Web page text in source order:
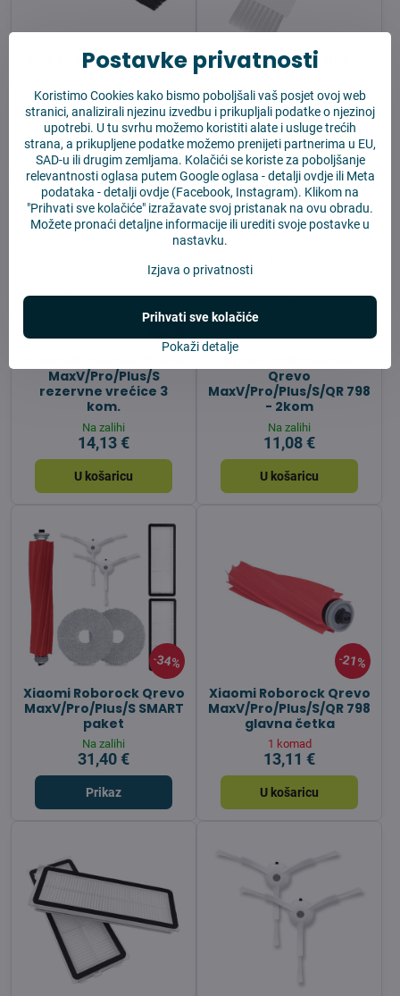
Alat za čišćenje Xiaomi
Na zalihi
3,04 €
U košaricu
Alat za čišćenje Xiaomi
Na zalihi
3,04 €
U košaricu
MaxV/Pro/Plus/S
rezervne vrećice 3
kom.
Na zalihi
14,13 €
U košaricu
Qrevo
MaxV/Pro/Plus/S/QR 798
- 2kom
Na zalihi
11,08 €
U košaricu
34%
Xiaomi Roborock Qrevo
MaxV/Pro/Plus/S SMART
paket
Na zalihi
31,40 €
Prikaz
21%
Xiaomi Roborock Qrevo
MaxV/Pro/Plus/S/QR 798
glavna četka
1 komad
13,11 €
U košaricu
Postavke privatnosti
Koristimo Cookies kako bismo poboljšali vaš posjet ovoj web
stranici, analizirali njezinu izvedbu i prikupljali podatke o njezinoj
upotrebi. U tu svrhu možemo koristiti alate i usluge trećih
strana, a prikupljene podatke možemo prenijeti partnerima u EU,
SAD-u ili drugim zemljama. Kolačići se koriste za poboljšanje
relevantnosti oglasa putem Google oglasa -detalji ovdjeili Meta
podataka -detalji ovdje (Facebook, Instagram). Klikom na
"Prihvati sve kolačiće" izražavate svoj pristanak na ovu obradu.
Možete pronaći detaljne informacije ili urediti svoje postavke u
nastavku.
Izjava o privatnosti
Pokaži detalje
Prihvati sve kolačiće